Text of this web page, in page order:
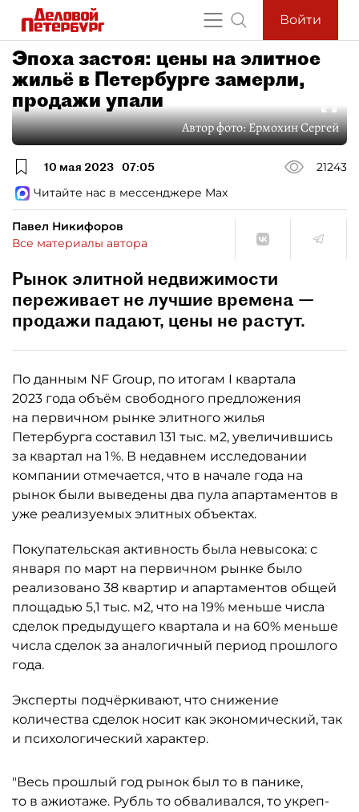
Войти
Эпоха застоя: цены на элитное
жильё в Петербурге замерли,
продажи упали
Автор фото:Ермохин Сергей
10 мая 2023 07:05
21243
Читайте нас в мессенджере Max
Павел Никифоров
Все материалы автора
Рынок элитной недвижимости
переживает не лучшие времена —
продажи падают, цены не растут.
По данным NF Group, по итогам I квартала
2023 года объём свободного предложения
на первичном рынке элитного жилья
Петербурга составил 131 тыс. м2, увеличившись
за квартал на 1 %. В недавнем исследовании
компании отмечается, что в начале года на
рынок были выведены два пула апартаментов в
уже реализуемых элитных объектах.
Покупательская активность была невысока: с
января по март на первичном рынке было
реализовано 38 квартир и апартаментов общей
площадью 5,1 тыс. м2, что на 19% меньше числа
сделок предыдущего квартала и на 60% меньше
числа сделок за аналогичный период прошлого
года.
Эксперты подчёркивают, что снижение
количества сделок носит как экономический, так
и психологический характер.
"Весь прошлый год рынок был то в панике,
то в ажиотаже. Рубль то обваливался, то укреп­